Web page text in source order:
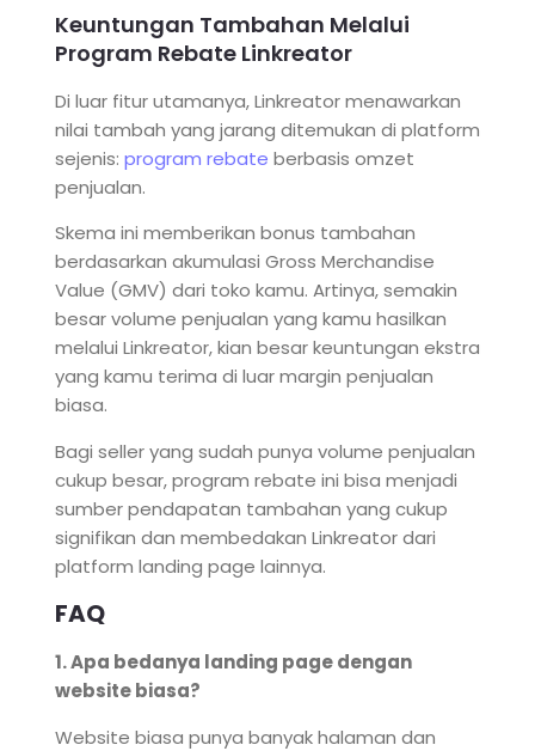
Keuntungan Tambahan Melalui
Program Rebate Linkreator
Di luar fitur utamanya, Linkreator menawarkan
nilai tambah yang jarang ditemukan di platform
sejenis: program rebate berbasis omzet
penjualan.
Skema ini memberikan bonus tambahan
berdasarkan akumulasi Gross Merchandise
Value (GMV) dari toko kamu. Artinya, semakin
besar volume penjualan yang kamu hasilkan
melalui Linkreator, kian besar keuntungan ekstra
yang kamu terima di luar margin penjualan
biasa.
Bagi seller yang sudah punya volume penjualan
cukup besar, program rebate ini bisa menjadi
sumber pendapatan tambahan yang cukup
signifikan dan membedakan Linkreator dari
platform landing page lainnya.
FAQ
1. Apa bedanya landing page dengan
website biasa?
Website biasa punya banyak halaman dan